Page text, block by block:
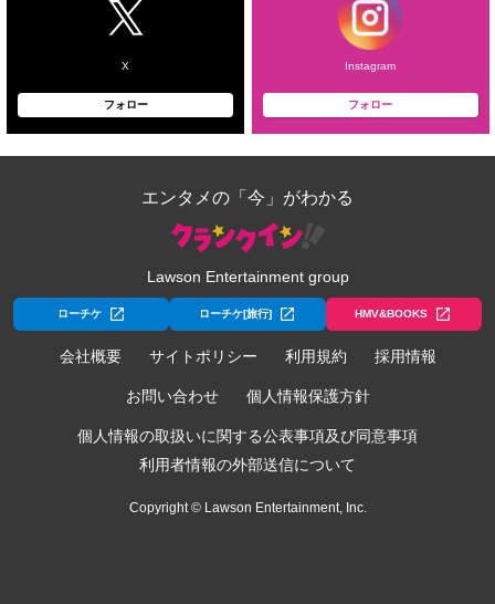
X
フォロー
Instagram
フォロー
エンタメの「今」がわかる
Lawson Entertainment group
ローチケ ローチケ[旅行] HMV&BOOKS
会社概要 サイトポリシー 利用規約 採用情報
お問い合わせ 個人情報保護方針
個人情報の取扱いに関する公表事項及び同意事項
利用者情報の外部送信について
Copyright © Lawson Entertainment, Inc.